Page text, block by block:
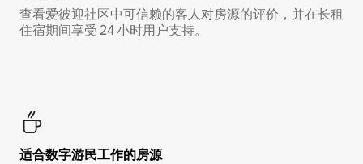
查看爱彼迎社区中可信赖的客人对房源的评价，并在长租
住宿期间享受 24 小时用户支持。
适合数字游民工作的房源